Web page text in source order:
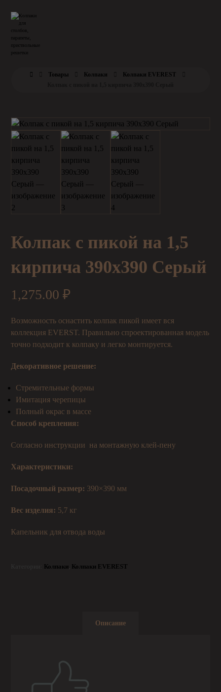
Товары Колпаки
Колпаки EVEREST
Колпак с пикой на 1,5
кирпича 390х390 Серый
1,275.00₽
Возможность оснастить колпак пикой имеет вся
коллекция EVERST. Правильно спроектированная модель
точно подходит к колпаку и легко монтируется.
Декоративное решение:
Стремительные формы
Имитация черепицы
Полный окрас в массе
Способ крепления:
Согласно инструкции на монтажную клей-пену
Характеристики:
Посадочный размер: 390×390 мм
Вес изделия: 5,7 кг
Капельник для отвода воды
Колпаки Колпаки EVEREST
Описание